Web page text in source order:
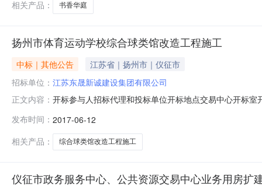
相关产品：
书香华庭
扬州市体育运动学校综合球类馆改造工程施工
中标｜其他公告
江苏省｜扬州市｜仪征市
招标单位： 江苏东晟新诚建设集团有限公司
正文内容： 开标参与人招标代理和投标单位开标地点交易中心开标
4842147.9900001002017-06-1114:02:15.213邱忠朝3
发布时间： 2017-06-12
相关产品：
综合球类馆改造工程施工
仪征市政务服务中心、公共资源交易中心业务用房扩